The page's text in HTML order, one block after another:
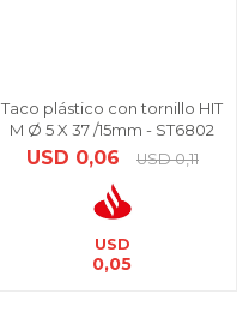
Taco plástico con tornillo HIT
M Ø 5 X 37 /15mm - ST6802
USD 0,06 USD 0,11
USD
0,05